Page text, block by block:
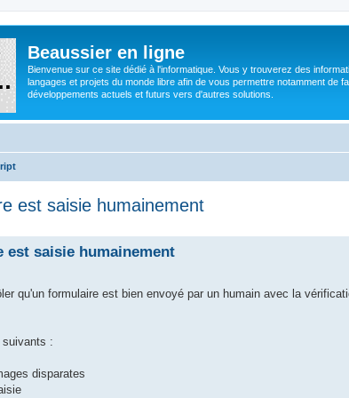
Beaussier en ligne
Bienvenue sur ce site dédié à l'informatique. Vous y trouverez des
langages et projets du monde libre afin de vous permettre notamment de
développements actuels et futurs vers d'autres solutions.
est saisie humainement
saisie humainement
qu'un formulaire est bien envoyé par un humain avec la
suivants :
disparates